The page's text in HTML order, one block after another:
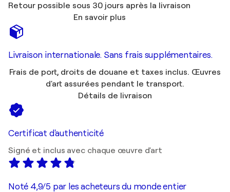
Retour possible sous 30 jours après la livraison
En savoir plus
Livraison internationale. Sans frais supplémentaires.
Frais de port, droits de douane et taxes inclus. Œuvres
d'art assurées pendant le transport.
Détails de livraison
Certificat d'authenticité
Signé et inclus avec chaque œuvre d'art
Noté 4,9/5 par les acheteurs du monde entier